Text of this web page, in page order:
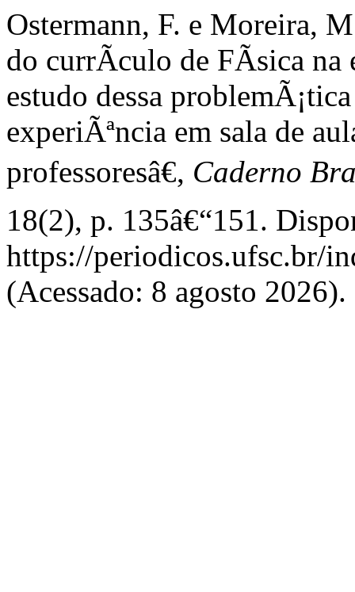
Ostermann, F. e Moreira,
do currÃ­culo de FÃ­sica
estudo dessa
experiÃªncia em sala de
professoresâ€, Caderno
18(2), p. 135â€“151.
https://periodicos.ufsc.br/
(Acessado: 8 agosto 2026).